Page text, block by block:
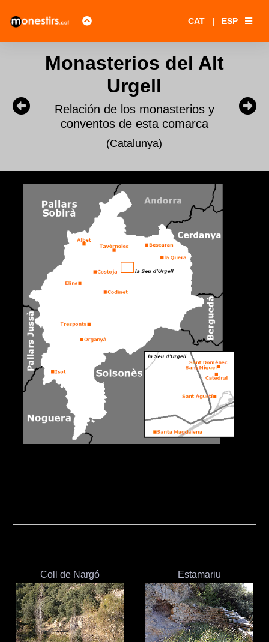
CAT | ESP
Monasterios del Alt
Urgell
Relación de los monasterios y
conventos de esta comarca
(Catalunya)
Coll de Nargó Estamariu